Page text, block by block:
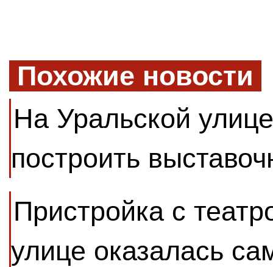
Похожие новости
На Уральской
построить
Пристройка с
улице оказалась